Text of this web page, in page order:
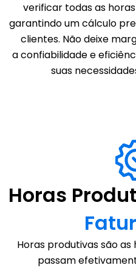
verificar todas as
garantindo um cálculo
clientes. Não deixe
a confiabilidade e
suas
Horas
Horas produtivas são
passam